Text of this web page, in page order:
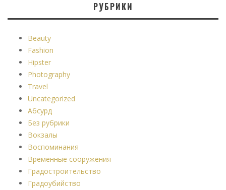
РУБРИКИ
Beauty
Fashion
Hipster
Photography
Travel
Uncategorized
Абсурд
Без рубрики
Вокзалы
Воспоминания
Временные сооружения
Градостроительство
Градоубийство